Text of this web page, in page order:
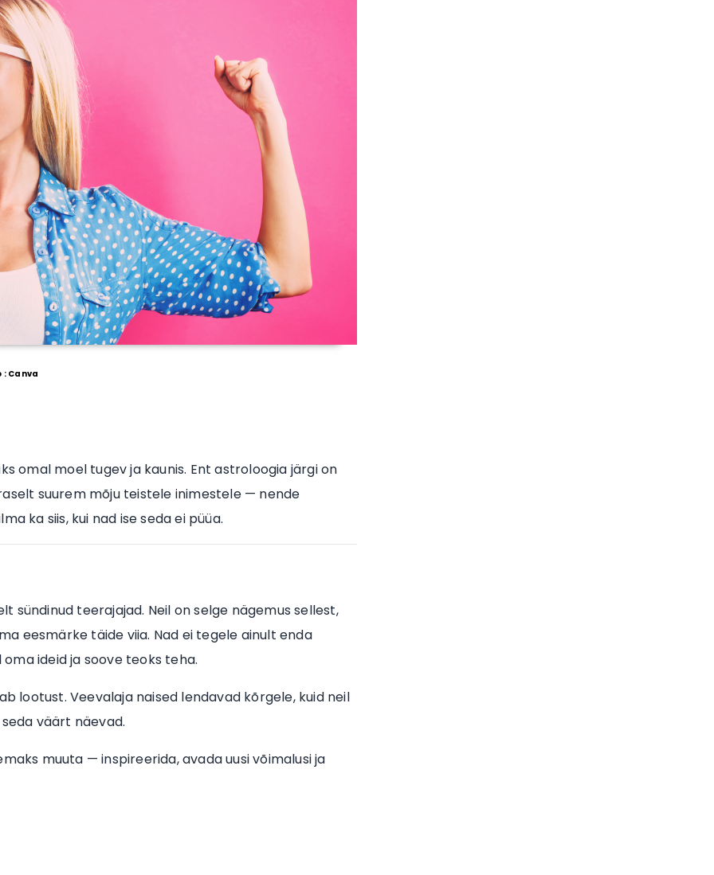
Canva
omal moel tugev ja kaunis. Ent astroloogia järgi on
suurem mõju teistele inimestele — nende
ka siis, kui nad ise seda ei püüa.
sündinud teerajajad. Neil on selge nägemus sellest,
eesmärke täide viia. Nad ei tegele ainult enda
ideid ja soove teoks teha.
lootust. Veevalaja naised lendavad kõrgele, kuid neil
väärt näevad.
muuta — inspireerida, avada uusi võimalusi ja